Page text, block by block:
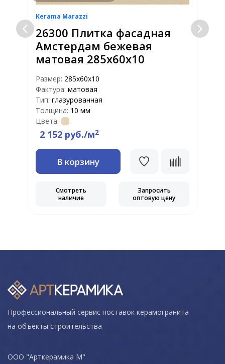
Kerama Marazzi
26300 Плитка фасадная
Амстердам бежевая
матовая 285х60х10
Размер: 285х60х10
Фактура: матовая
Тип: глазурованная
Толщина: 10 мм
Цвета:
2 152 руб./м2
В корзину
Смотреть
наличие
Запросить
оптовую цену
Профессиональный сервис поставок керамогранита
на объекты строительства
ООО "Арткерамика М"